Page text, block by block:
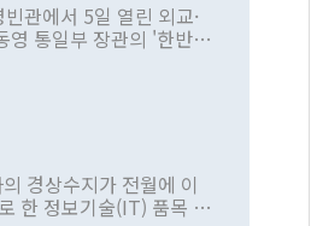
관에서 5일 열린 외교·
영 통일부 장관의 '한반도
책으로 추진하겠다고 공
내놨다. 그동안 정 장
번 있지만 대통령과 유
것은 이례적이다. 정 장
경상수지가 전월에 이
한 정보기술(IT) 품목 수